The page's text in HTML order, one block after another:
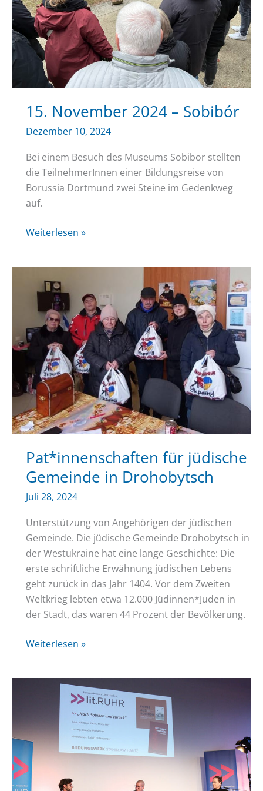
15. November 2024 – Sobibór
Dezember 10, 2024
Bei einem Besuch des Museums Sobibor stellten
die TeilnehmerInnen einer Bildungsreise von
Borussia Dortmund zwei Steine im Gedenkweg
auf.
15.
Sobibór
Weiterlesen »
Pat*innenschaften für jüdische
Gemeinde in Drohobytsch
Juli 28, 2024
Unterstützung von Angehörigen der jüdischen
Gemeinde. Die jüdische Gemeinde Drohobytsch in
der Westukraine hat eine lange Geschichte: Die
erste schriftliche Erwähnung jüdischen Lebens
geht zurück in das Jahr 1404. Vor dem Zweiten
Weltkrieg lebten etwa 12.000 Jüdinnen*Juden in
der Stadt, das waren 44 Prozent der Bevölkerung.
Pat*innenschaften
Gemeinde
Drohobytsch
Weiterlesen »